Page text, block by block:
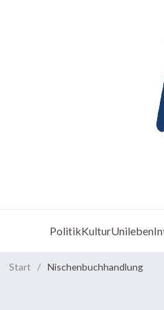
PolitikKulturUnileben
Start / Nischenbuchhandlung